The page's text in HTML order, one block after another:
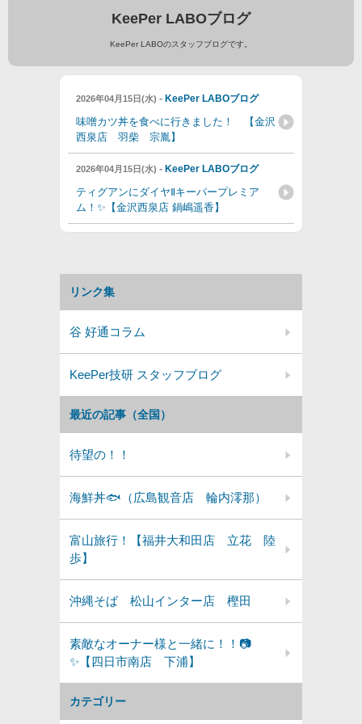
KeePer LABOブログ
KeePer LABOのスタッフブログです。
2026年04月15日(水) - KeePer LABOブログ
味噌カツ丼を食べに行きました！ 【金沢
西泉店 羽柴 宗胤】
2026年04月15日(水) - KeePer LABOブログ
ティグアンにダイヤⅡキーパープレミア
ム！✨【金沢西泉店 鍋嶋遥香】
カテゴリー
最近の記事（全国）
待望の！！
海鮮丼🐟（広島観音店 輪内澪那）
富山旅行！【福井大和田店 立花 陸
歩】
沖縄そば 松山インター店 樫田
素敵なオーナー様と一緒に！！📷
✨【四日市南店 下浦】
リンク集
谷 好通コラム
KeePer技研 スタッフブログ